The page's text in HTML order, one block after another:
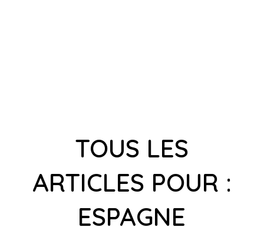
TOUS LES
ARTICLES POUR :
ESPAGNE